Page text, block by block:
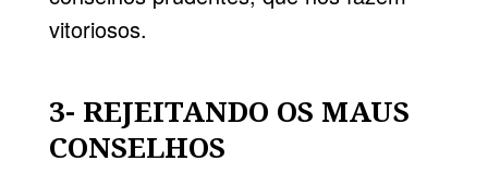
vitoriosos.
3- REJEITANDO OS MAUS
CONSELHOS